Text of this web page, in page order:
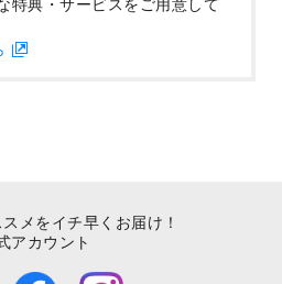
特典・サービスをご用意して
メをイチ早くお届け！
アカウント